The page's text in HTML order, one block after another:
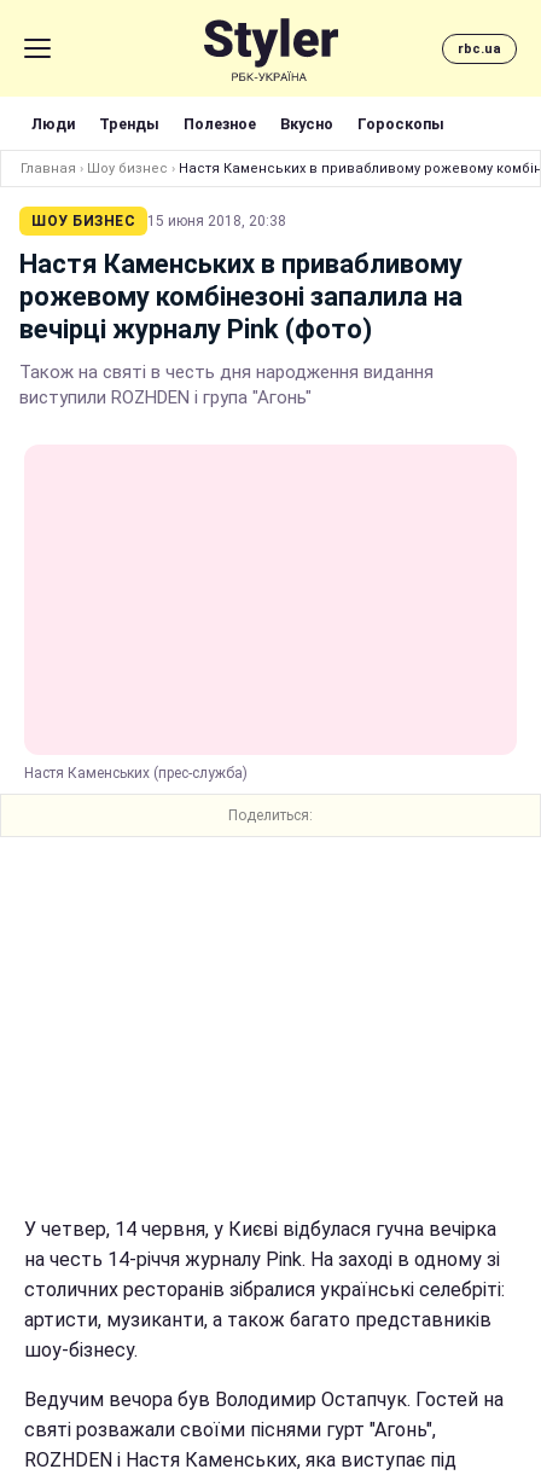
rbc.ua
Люди Тренды Полезное Вкусно Гороскопы
Главная › Шоу бизнес › Настя Каменських в привабливому рожевому
ШОУ БИЗНЕС 15 июня 2018, 20:38
Настя Каменських в привабливому
рожевому комбінезоні запалила на
вечірці журналу Pink (фото)
Також на святі в честь дня народження видання
виступили ROZHDEN і група "Агонь"
Настя Каменських (прес-служба)
Поделиться:
У четвер, 14 червня, у Києві відбулася гучна вечірка
на честь 14-річчя журналу Pink. На заході в одному зі
столичних ресторанів зібралися українські селебріті:
артисти, музиканти, а також багато представників
шоу-бізнесу.
Ведучим вечора був Володимир Остапчук. Гостей на
святі розважали своїми піснями гурт "Агонь",
ROZHDEN і Настя Каменських, яка виступає під